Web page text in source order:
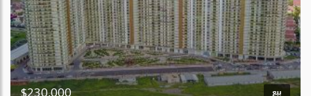
بيع $230,000